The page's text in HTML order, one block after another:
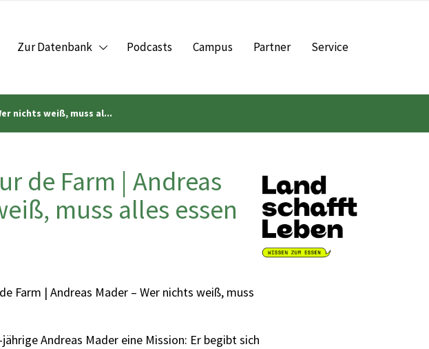
Zur Datenbank Podcasts Campus Partner Service
nichts weiß, muss al...
de Farm | Andreas
muss alles essen
Farm | Andreas Mader – Wer nichts weiß, muss
Andreas Mader eine Mission: Er begibt sich